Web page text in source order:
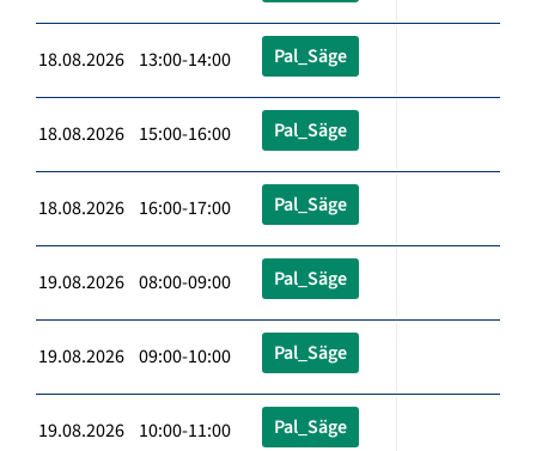
18.08.2026 13:00-14:00 Pal_Säge
18.08.2026 15:00-16:00 Pal_Säge
18.08.2026 16:00-17:00 Pal_Säge
19.08.2026 08:00-09:00 Pal_Säge
19.08.2026 09:00-10:00 Pal_Säge
19.08.2026 10:00-11:00 Pal_Säge